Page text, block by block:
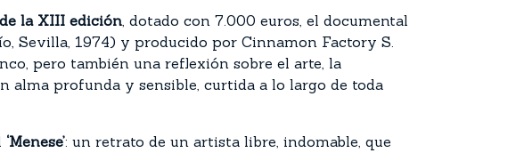
la XIII edición, dotado con 7.000 euros, el documental
Sevilla, 1974) y producido por Cinnamon Factory S.
pero también una reflexión sobre el arte, la
alma profunda y sensible, curtida a lo largo de toda
‘Menese’: un retrato de un artista libre, indomable, que